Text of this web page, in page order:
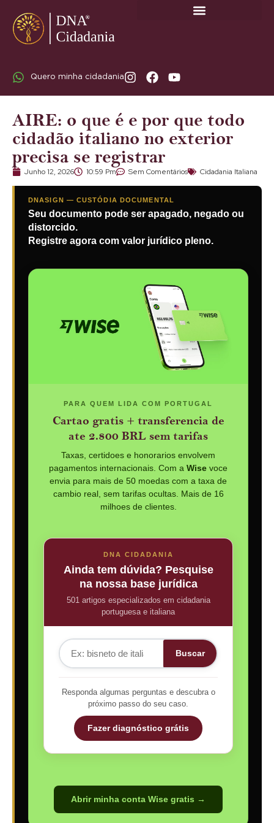
Quero minha cidadania
AIRE: o que é e por que todo
cidadão italiano no exterior
precisa se registrar
Junho 12, 2026 10:59 Pm Sem Comentários Cidadania Italiana
DNASIGN — CUSTÓDIA DOCUMENTAL
Seu documento pode ser apagado, negado ou
distorcido.
Registre agora com valor jurídico pleno.
PARA QUEM LIDA COM PORTUGAL
Cartao gratis + transferencia de
ate 2.800 BRL sem tarifas
Taxas, certidoes e honorarios envolvem
pagamentos internacionais. Com a Wise voce
envia para mais de 50 moedas com a taxa de
cambio real, sem tarifas ocultas. Mais de 16
milhoes de clientes.
DNA CIDADANIA
Ainda tem dúvida? Pesquise
na nossa base jurídica
501 artigos especializados em cidadania
portuguesa e italiana
Buscar
Responda algumas perguntas e descubra o
próximo passo do seu caso.
Fazer diagnóstico grátis
Abrir minha conta Wise gratis →